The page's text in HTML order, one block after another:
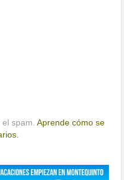
el spam.Aprende cómo se